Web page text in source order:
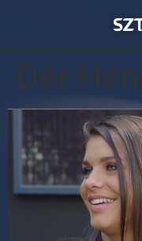
Dér